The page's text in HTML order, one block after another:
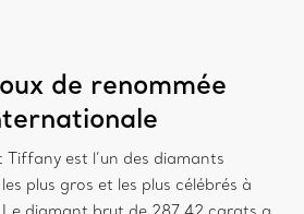
de renommée
Tiffany est l’un des diamants
plus gros et les plus célébrés à